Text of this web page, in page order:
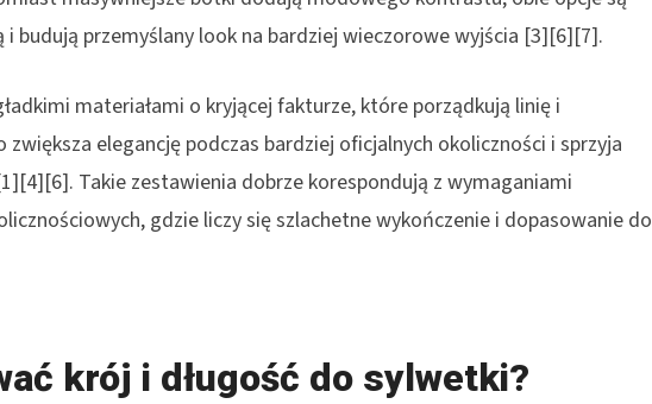
budują przemyślany look na bardziej wieczorowe wyjścia [3][6][7].
materiałami o kryjącej fakturze, które porządkują linię i
elegancję podczas bardziej oficjalnych okoliczności i sprzyja
Takie zestawienia dobrze korespondują z wymaganiami
gdzie liczy się szlachetne wykończenie i dopasowanie do
krój i długość do sylwetki?